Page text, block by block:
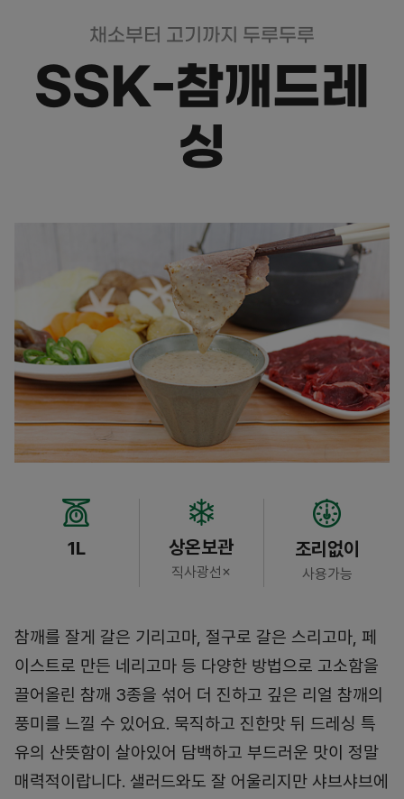
채소부터 고기까지 두루두루
SSK-참깨드레
싱
1L 상온보관
직사광선×
조리없이
사용가능
참깨를 잘게 갈은 기리고마, 절구로 갈은 스리고마, 페
이스트로 만든 네리고마 등 다양한 방법으로 고소함을
끌어올린 참깨 3종을 섞어 더 진하고 깊은 리얼 참깨의
풍미를 느낄 수 있어요. 묵직하고 진한맛 뒤 드레싱 특
유의 산뜻함이 살아있어 담백하고 부드러운 맛이 정말
매력적이랍니다. 샐러드와도 잘 어울리지만 샤브샤브에